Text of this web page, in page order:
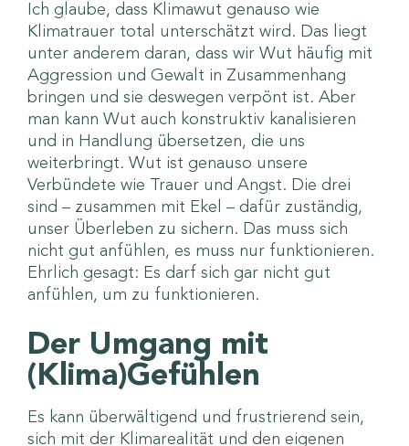
Ich glaube, dass Klimawut genauso wie
Klimatrauer total unterschätzt wird. Das liegt
unter anderem daran, dass wir Wut häufig mit
Aggression und Gewalt in Zusammenhang
bringen und sie deswegen verpönt ist. Aber
man kann Wut auch konstruktiv kanalisieren
und in Handlung übersetzen, die uns
weiterbringt. Wut ist genauso unsere
Verbündete wie Trauer und Angst. Die drei
sind – zusammen mit Ekel – dafür zuständig,
unser Überleben zu sichern. Das muss sich
nicht gut anfühlen, es muss nur funktionieren.
Ehrlich gesagt: Es darf sich gar nicht gut
anfühlen, um zu funktionieren.
Der Umgang mit
(Klima)Gefühlen
Es kann überwältigend und frustrierend sein,
sich mit der Klimarealität und den eigenen